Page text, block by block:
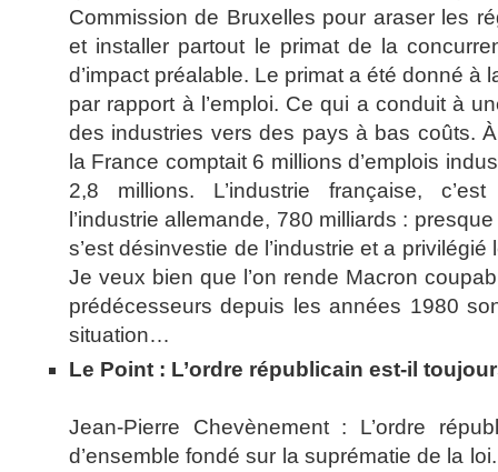
Commission de Bruxelles pour araser les
et installer partout le primat de la
d’impact préalable. Le primat a été donné à
par rapport à l’emploi. Ce qui a conduit à
des industries vers des pays à bas coûts.
la France comptait 6 millions d’emplois
2,8 millions. L’industrie française,
l’industrie allemande, 780 milliards :
s’est désinvestie de l’industrie et a
Je veux bien que l’on rende Macron
prédécesseurs depuis les années 1980
situation…
Le Point : L’ordre républicain est-il
Jean-Pierre Chevènement : L’ordre
d’ensemble fondé sur la suprématie de la